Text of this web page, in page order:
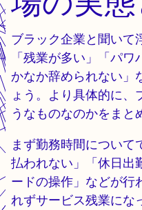
ブラック企業と聞いて
「残業が多い」「パ
かなか辞められない」
ょう。より具体的に、
うなものなのかをまと
まず勤務時間について
払われない」「休日出
ードの操作」などが行
れずサービス残業にな